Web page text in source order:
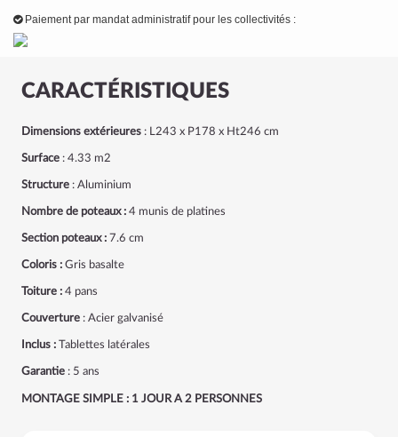
CARACTÉRISTIQUES
Dimensions extérieures : L243 x P178 x Ht246 cm
Surface : 4.33 m2
Structure : Aluminium
Nombre de poteaux : 4 munis de platines
Section poteaux : 7.6 cm
Coloris : Gris basalte
Toiture : 4 pans
Couverture : Acier galvanisé
Inclus : Tablettes latérales
Garantie : 5 ans
MONTAGE SIMPLE : 1 JOUR A 2 PERSONNES
Paiement par mandat administratif pour les collectivités :